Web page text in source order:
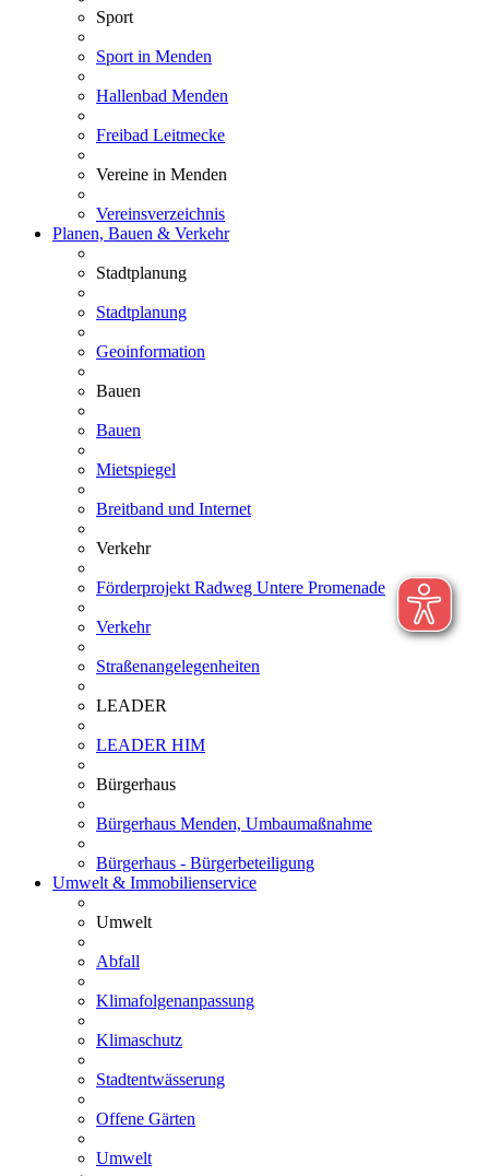
Sport
Sport in Menden
Hallenbad Menden
Freibad Leitmecke
Vereine in Menden
Vereinsverzeichnis
Planen, Bauen & Verkehr
Stadtplanung
Stadtplanung
Geoinformation
Bauen
Bauen
Mietspiegel
Breitband und Internet
Verkehr
Förderprojekt Radweg Untere Promenade
Verkehr
Straßenangelegenheiten
LEADER
LEADER HIM
Bürgerhaus
Bürgerhaus Menden, Umbaumaßnahme
Bürgerhaus - Bürgerbeteiligung
Umwelt & Immobilienservice
Umwelt
Abfall
Klimafolgenanpassung
Klimaschutz
Stadtentwässerung
Offene Gärten
Umwelt